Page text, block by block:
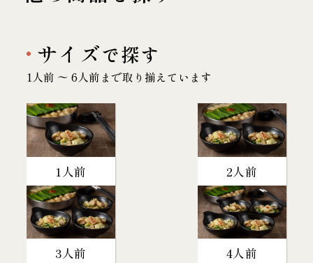
サイズで探す
1人前 〜 6人前まで取り揃えています
1人前 2人前
3人前 4人前